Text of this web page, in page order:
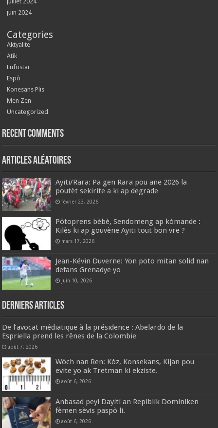
juin 2024
Categories
Aktyalite
Atik
Enfostar
Espò
Konesans Plis
Men Zen
Uncategorized
Recent Comments
Articles aléatoires
Ayiti/Rara: Pa gen Rara pou ane 2026 la
poutèt sekirite a ki ap degrade
février 23, 2026
Pòtoprens bèbè, Sendomeng ap kòmande :
Kilès ki ap gouvène Ayiti tout bon vre ?
mars 17, 2026
Jean-Kévin Duverne: Yon poto mitan solid nan
defans Grenadye yo
juin 10, 2026
Derniers articles
De l’avocat médiatique à la présidence : Abelardo de la
Espriella prend les rênes de la Colombie
août 7, 2026
Wòch nan Ren: Kòz, Konsekans, Kijan pou
evite yo ak Tretman ki ekziste.
août 6, 2026
Anbasad peyi Dayiti an Repiblik Dominiken
fèmen sèvis paspò li.
août 6, 2026